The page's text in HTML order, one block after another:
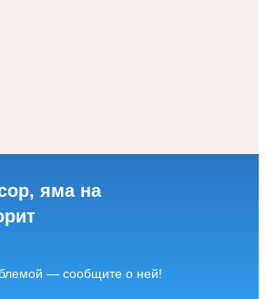
яма на
— сообщите о ней!